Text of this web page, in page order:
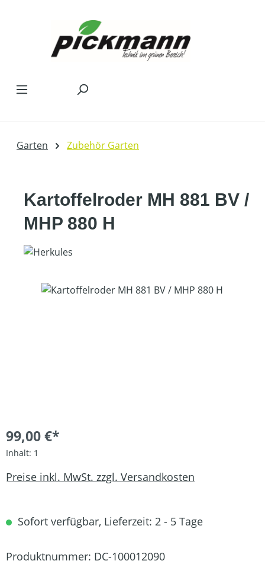
Garten Zubehör Garten
Kartoffelroder MH 881 BV /
MHP 880 H
Bildergalerie überspringen
99,00 €*
Inhalt: 1
Preise inkl. MwSt. zzgl. Versandkosten
Sofort verfügbar, Lieferzeit: 2 - 5 Tage
Produktnummer: DC-100012090